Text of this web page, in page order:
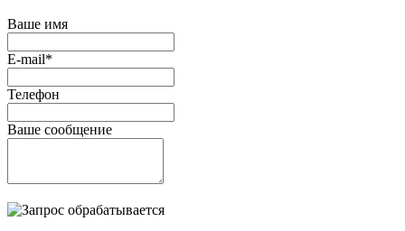
Ваше имя
E-mail*
Телефон
Ваше сообщение